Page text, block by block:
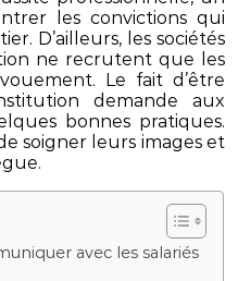
les convictions qui
D’ailleurs, les sociétés
ne recrutent que les
Le fait d’être
demande aux
bonnes pratiques.
soigner leurs images et
avec les salariés